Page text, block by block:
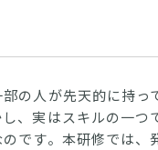
部の人が先天的に持
、実はスキルの一つ
です。本研修では、